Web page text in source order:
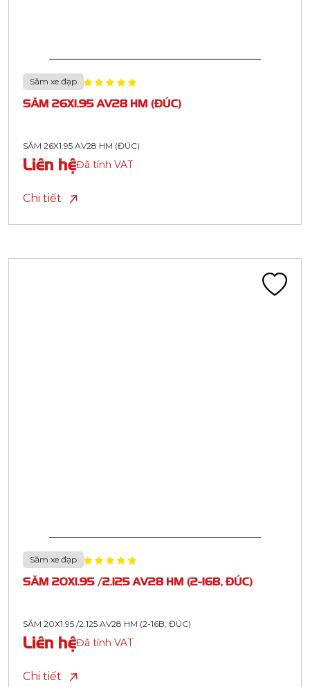
Săm xe đạp
SĂM 26X1.95 AV28 HM (ĐÚC)
SĂM 26X1.95 AV28 HM (ĐÚC)
Liên hệĐã tính VAT
Chi tiết
Săm xe đạp
SĂM 20X1.95 /2.125 AV28 HM (2-16B, ĐÚC)
SĂM 20X1.95 /2.125 AV28 HM (2-16B, ĐÚC)
Liên hệĐã tính VAT
Chi tiết